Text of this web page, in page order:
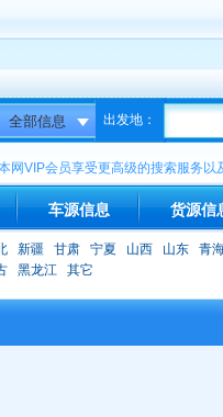
出发地：
网VIP会员享受更高级的搜索服务以
车源信息 货源信
新疆 甘肃 宁夏 山西 山东 青
黑龙江 其它